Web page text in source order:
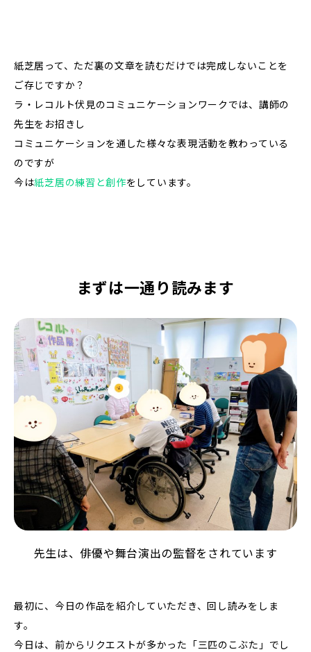
紙芝居って、ただ裏の文章を読むだけでは完成しないことを
ご存じですか？
ラ・レコルト伏見のコミュニケーションワークでは、講師の
先生をお招きし
コミュニケーションを通した様々な表現活動を教わっている
のですが
今は紙芝居の練習と創作をしています。
まずは一通り読みます
先生は、俳優や舞台演出の監督をされています
最初に、今日の作品を紹介していただき、回し読みをしま
す。
今日は、前からリクエストが多かった「三匹のこぶた」でし